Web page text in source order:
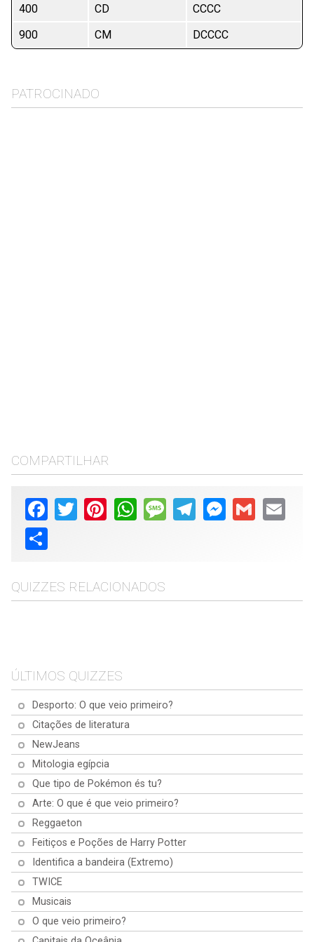
400
CD
CCCC
900
CM DCCCC
PATROCINADO
COMPARTILHAR
Facebook
Twitter PinterestWhatsAppMessageTelegramMessenger
Gmail Email
Share
QUIZZES RELACIONADOS
conhecimentos sobre os seus
para te inspirares?
de Geografia! Aperta o cinto e
prepara-te para explorar o globo!
Central e do Sul e testa os teus
conhecimentos geográficos.
ÚLTIMOS QUIZZES
Desporto: O que veio primeiro?
Citações de literatura
NewJeans
Mitologia egípcia
Que tipo de Pokémon és tu?
Arte: O que é que veio primeiro?
Reggaeton
Feitiços e Poções de Harry Potter
Identifica a bandeira (Extremo)
TWICE
Musicais
O que veio primeiro?